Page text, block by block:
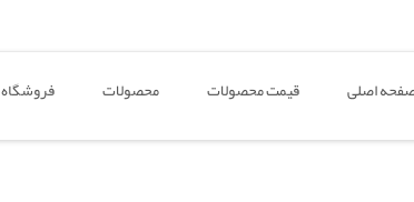
اصلی قیمت محصولات محصولات فروشگاه